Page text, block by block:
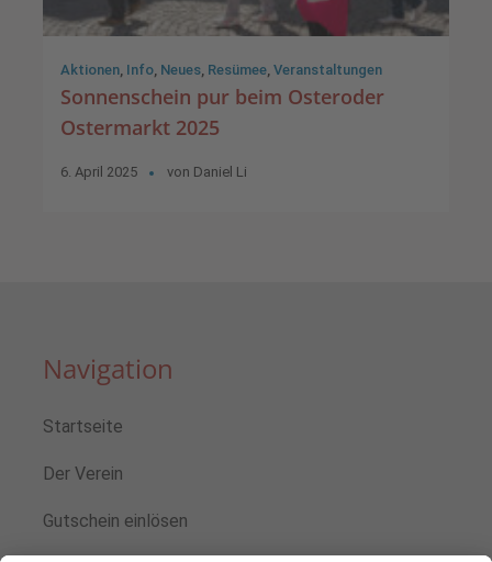
Aktionen, Info, Neues, Resümee, Veranstaltungen
Sonnenschein pur beim Osteroder
Ostermarkt 2025
6. April 2025 von Daniel Li
Navigation
Startseite
Der Verein
Gutschein einlösen